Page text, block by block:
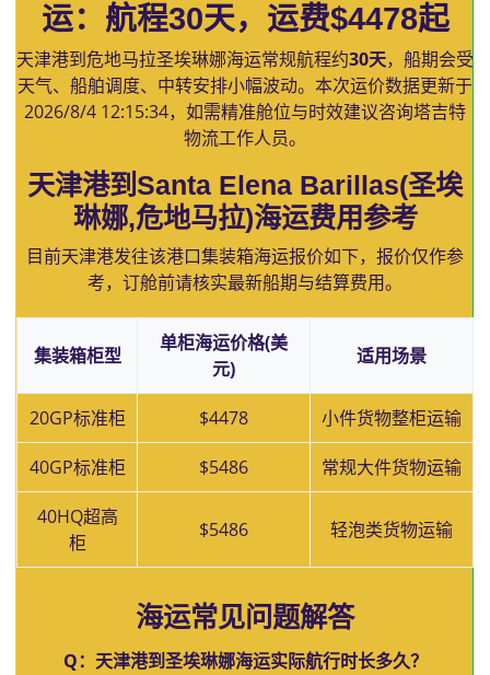
运：航程30天，运费$4478起
天津港到危地马拉圣埃琳娜海运常规航程约30天，船期会受
天气、船舶调度、中转安排小幅波动。本次运价数据更新于
2026/8/4 12:15:34，如需精准舱位与时效建议咨询塔吉特
物流工作人员。
天津港到Santa Elena Barillas(圣埃
琳娜,危地马拉)海运费用参考
目前天津港发往该港口集装箱海运报价如下，报价仅作参
考，订舱前请核实最新船期与结算费用。
集装箱柜型
单柜海运价格(美
元)
适用场景
20GP标准柜 $4478 小件货物整柜运输
40GP标准柜 $5486 常规大件货物运输
40HQ超高
柜
$5486 轻泡类货物运输
海运常见问题解答
Q：天津港到圣埃琳娜海运实际航行时长多久？